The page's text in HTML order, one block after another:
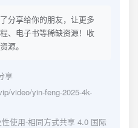
分享给你的朋友，让更多
、电子书等稀缺资源！收
源。
享
video/yin-feng-2025-4k-
使用-相同方式共享 4.0 国际